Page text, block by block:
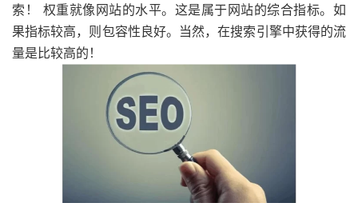
索！ 权重就像网站的水平。这是属于网站的综合指标。如
果指标较高，则包容性良好。当然，在搜索引擎中获得的流
量是比较高的！